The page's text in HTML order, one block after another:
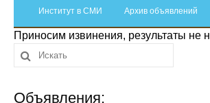
Отчетность
Противодействие коррупции
Институт в СМИ Архив объявлений
Приносим извинения, результаты не
Объявления: